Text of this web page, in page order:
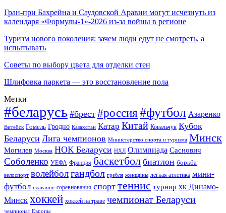
Гран-при Бахрейна и Саудовской Аравии могут исчезнуть из
календаря «Формулы-1»-2026 из-за войны в регионе
Туризм нового поколения: зачем люди едут не смотреть, а
испытывать
Советы по выбору цвета для отделки стен
Шлифовка паркета — это восстановление пола
Метки
#беларусь #брест #россия#футбол Азаренко
Витебск Гомель Гродно Казахстан Катар Китай Ковальчук Кубок
Беларуси Лига чемпионов Министерство спорта и туризма Минск
Могилев Москва НОК Беларуси НХЛ Олимпиада Саснович
Соболенко УЕФА Франция баскетбол биатлон борьба
велоспорт волейболгандбол гребля женщины легкая атлетика мини-
футбол плавание соревнования спорт теннис турнир хк Динамо-
Минск хоккей хоккей на траве чемпионат Беларуси
чемпионат Европы